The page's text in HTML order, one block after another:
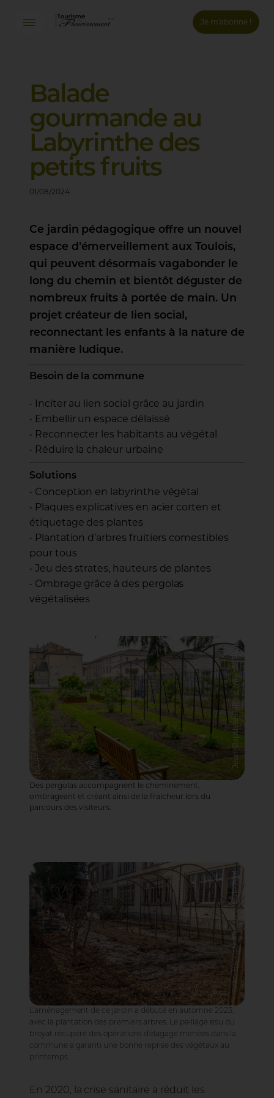
Je m'abonne !
Email *
Mot de passe *
Mot de passe oublié ?
Balade
gourmande au
Labyrinthe des
petits fruits
01/08/2024
Ce jardin pédagogique offre un nouvel
espace d’émerveillement aux Toulois,
qui peuvent désormais vagabonder le
long du chemin et bientôt déguster de
nombreux fruits à portée de main. Un
projet créateur de lien social,
reconnectant les enfants à la nature de
manière ludique.
Besoin de la commune
• Inciter au lien social grâce au jardin
• Embellir un espace délaissé
• Reconnecter les habitants au végétal
• Réduire la chaleur urbaine
Solutions
• Conception en labyrinthe végétal
• Plaques explicatives en acier corten et
étiquetage des plantes
• Plantation d’arbres fruitiers comestibles
pour tous
• Jeu des strates, hauteurs de plantes
• Ombrage grâce à des pergolas
végétalisées
Des pergolas accompagnent le cheminement,
ombrageant et créant ainsi de la fraicheur lors du
parcours des visiteurs.
Jean-Baptiste Falcao, Ville de Toul
L’aménagement de ce jardin a débuté en automne 2023,
avec la plantation des premiers arbres. Le paillage issu du
broyat récupéré des opérations d’élagage menées dans la
commune a garanti une bonne reprise des végétaux au
printemps.
Jean-Baptiste Falcao, Ville de Toul
En 2020, la crise sanitaire a réduit les